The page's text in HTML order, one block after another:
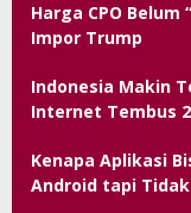
Harga CPO Belum
Impor Trump
Indonesia Makin
Internet Tembus
Kenapa Aplikasi
Android tapi Tidak